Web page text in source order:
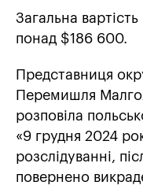
Загальна
понад $186 600.
Представниця
Перемишля
розповіла
«9 грудня 2024
розслідуванні,
повернено